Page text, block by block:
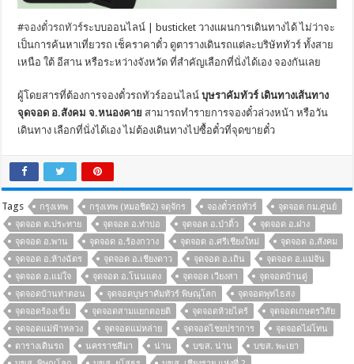
#จองตั๋วรถทัวร์ระบบออนไลน์ | busticket วางแผนการเดินทางได้ ไม่ว่าจะ
เป็นการค้นหาเที่ยวรถ เช็คราคาตั๋ว ดูตารางเดินรถแต่ละบริษัททัวร์ ทั้งสาย
เหนือ ใต้ อีสาน หรือระหว่างจังหวัด ที่สำคัญเลือกที่นั่งได้เอง จองกันเลย
ผู้โดยสารที่ต้องการจองตั๋วรถทัวร์ออนไลน์บุษราคัมทัวร์ เดินทางเส้นทาง
จุดจอด อ.สังคม จ.หนองคาย สามารถทำรายการจองตั๋วล่วงหน้า หรือวัน
เดินทาง เลือกที่นั่งได้เอง ไม่ต้องเดินทางไปซื้อตั๋วที่จุดขายตั๋ว
Tags กรุงเทพ กรุงเทพ (หมอชิต2) จตุจักร จองตั๋วรถทัวร์
จุดจอด กม.ศูนย์
จุดจอด ต.ประทาย
จุดจอด อ.ท่าบ่อ จุดจอด อ.ป่าติ้ว
จุดจอด อ.ฝาง
จุดจอด อ.พาน
จุดจอด อ.ร้องกวาง จุดจอด อ.ศรีเชียงใหม่
จุดจอด อ.สังคม
จุดจอด อ.ห้างฉัตร
จุดจอด อ.เชียงดาว จุดจอด อ.เถิน
จุดจอด อ.แม่จัน
จุดจอด อ.แม่ใจ
จุดจอด อ.โนนแดง จุดจอด เวียงสา
จุดจอดบ้านดู่
จุดจอดบ้านท่าตอน
จุดจอดบุษราคัมทัวร์ พิษณุโลก
จุดจอดพุทไธสง
จุดจอดร้องเข็ม
จุดจอดสามแยกดอยติ จุดจอดห้วยไคร้
จุดจอดเกษตรวิสัย
จุดจอดแม่ฟ้าหลวง
จุดจอดแม่หล่าย จุดจอดไชยปราการ
จุดจอดไผ่โทน
ตารางเดินรถ
นครราชสีมา น่าน บขส. น่าน
บขส. พะเยา